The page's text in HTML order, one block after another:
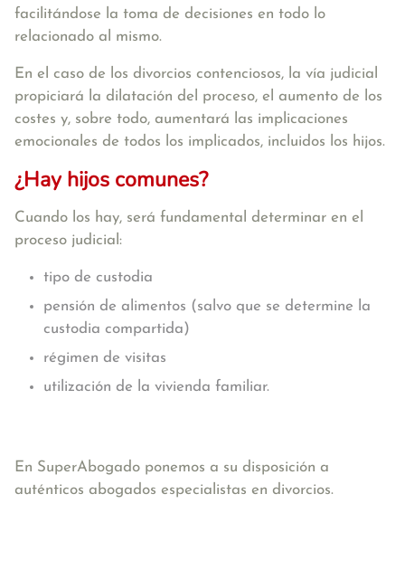
facilitándose la toma de decisiones en todo lo
relacionado al mismo.
En el caso de los divorcios contenciosos, la vía judicial
propiciará la dilatación del proceso, el aumento de los
costes y, sobre todo, aumentará las implicaciones
emocionales de todos los implicados, incluidos los hijos.
¿Hay hijos comunes?
Cuando los hay, será fundamental determinar en el
proceso judicial:
tipo de custodia
pensión de alimentos (salvo que se determine la
custodia compartida)
régimen de visitas
utilización de la vivienda familiar.
En SuperAbogado ponemos a su disposición a
auténticos abogados especialistas en divorcios.